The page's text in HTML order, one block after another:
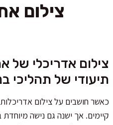
צילום
צילום אדריכלי של
תיעודי של תהליכי
כאשר חושבים על צילום
קיימים. אך ישנה גם נישה